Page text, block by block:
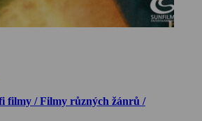
filmy / Filmy různých žánrů /